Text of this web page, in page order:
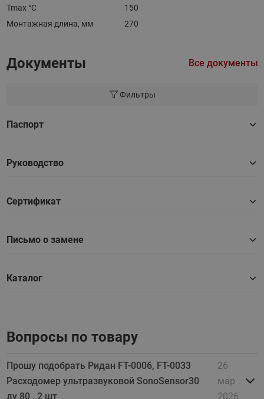
Tmax °С
150
Монтажная длина, мм
270
Документы Все документы
Фильтры
Паспорт
Руководство
Сертификат
Письмо о замене
Каталог
Вопросы по товару
Прошу подобрать Ридан FT-0006, FT-0033
Расходомер ультразвуковой SonoSensor30
ду 80 , 2 шт
26
мар
2026